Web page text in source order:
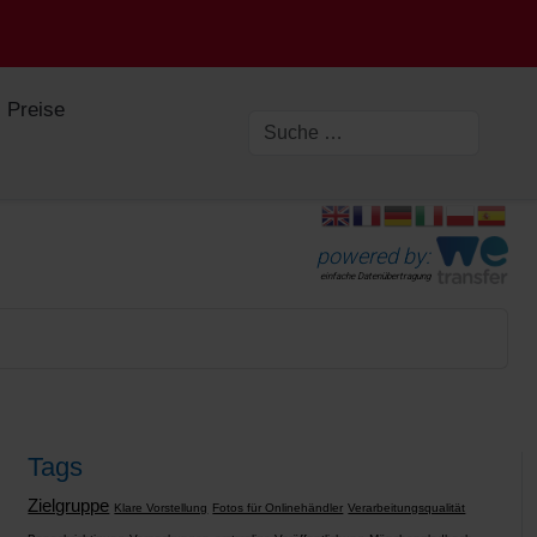
Preise
powered by:
einfache Datenübertragung
Tags
Zielgruppe Klare Vorstellung Fotos für Onlinehändler Verarbeitungsqualität